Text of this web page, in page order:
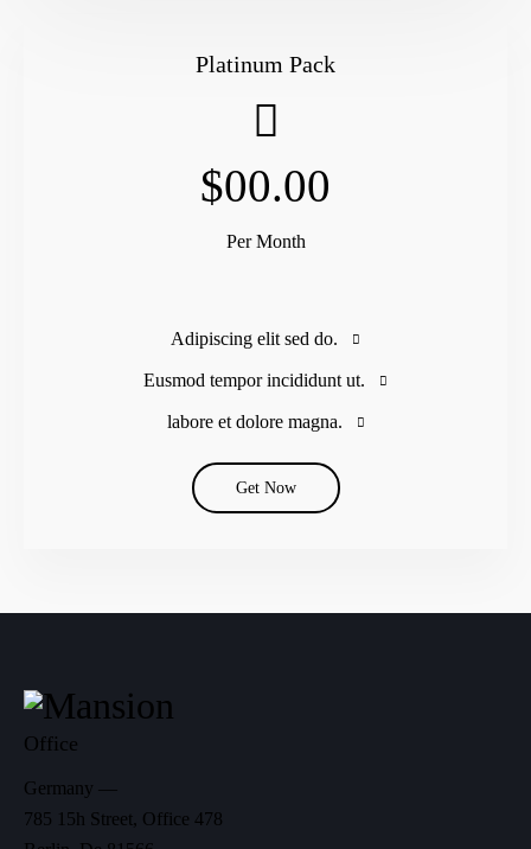
Platinum Pack
$00.00
Per Month
Adipiscing elit sed do.
Eusmod tempor incididunt ut.
labore et dolore magna.
Get Now
Office
Germany —
785 15h Street, Office 478